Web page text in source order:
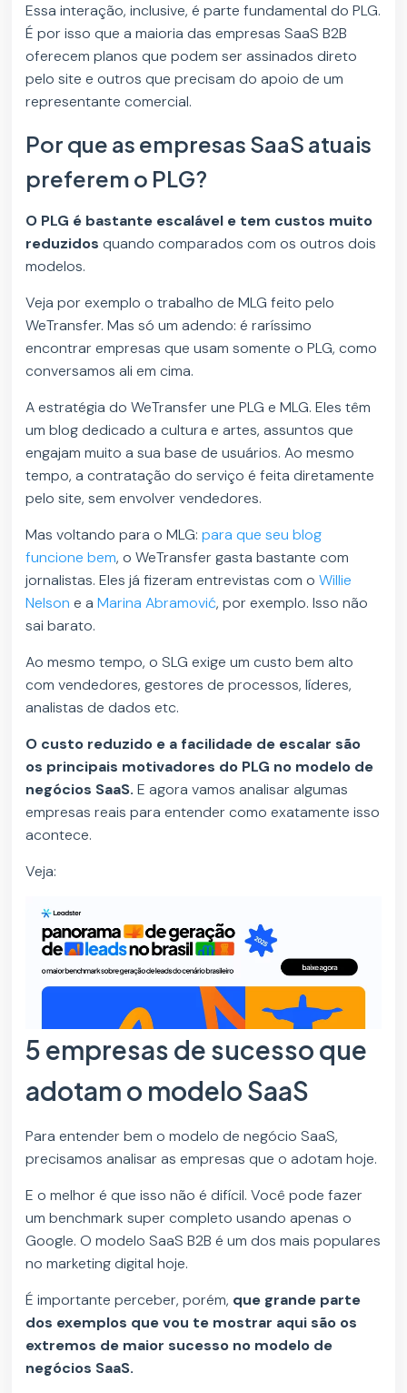
Essa interação, inclusive, é parte fundamental do PLG.
É por isso que a maioria das empresas SaaS B2B
oferecem planos que podem ser assinados direto
pelo site e outros que precisam do apoio de um
representante comercial.
Por que as empresas SaaS atuais
preferem o PLG?
O PLG é bastante escalável e tem custos muito
reduzidos quando comparados com os outros dois
modelos.
Veja por exemplo o trabalho de MLG feito pelo
WeTransfer. Mas só um adendo: é raríssimo
encontrar empresas que usam somente o PLG, como
conversamos ali em cima.
A estratégia do WeTransfer une PLG e MLG. Eles têm
um blog dedicado a cultura e artes, assuntos que
engajam muito a sua base de usuários. Ao mesmo
tempo, a contratação do serviço é feita diretamente
pelo site, sem envolver vendedores.
Mas voltando para o MLG:para que seu blog
funcione bem, o WeTransfer gasta bastante com
jornalistas. Eles já fizeram entrevistas com oWillie
Nelson e aMarina Abramović, por exemplo. Isso não
sai barato.
Ao mesmo tempo, o SLG exige um custo bem alto
com vendedores, gestores de processos, líderes,
analistas de dados etc.
O custo reduzido e a facilidade de escalar são
os principais motivadores do PLG no modelo de
negócios SaaS. E agora vamos analisar algumas
empresas reais para entender como exatamente isso
acontece.
Veja:
5 empresas de sucesso que
adotam o modelo SaaS
Para entender bem o modelo de negócio SaaS,
precisamos analisar as empresas que o adotam hoje.
E o melhor é que isso não é difícil. Você pode fazer
um benchmark super completo usando apenas o
Google. O modelo SaaS B2B é um dos mais populares
no marketing digital hoje.
É importante perceber, porém, que grande parte
dos exemplos que vou te mostrar aqui são os
extremos de maior sucesso no modelo de
negócios SaaS.